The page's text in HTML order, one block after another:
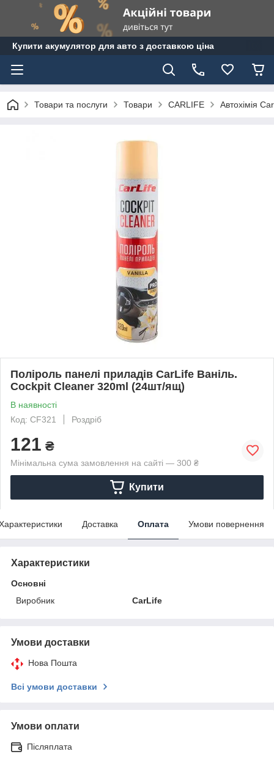
Купити акумулятор для авто з доставкою ціна
Товари та послуги Товари CARLIFE Автохімія
Поліроль панелі приладів CarLife Ваніль.
Cockpit Cleaner 320ml (24шт/ящ)
В наявності
Код: CF321
Роздріб
121 ₴
Мінімальна сума замовлення на сайті — 300 ₴
Купити
Доставка Оплата Умови повернення
Характеристики
Основні
Виробник
CarLife
Умови доставки
Нова Пошта
Всі умови доставки
Умови оплати
Післяплата